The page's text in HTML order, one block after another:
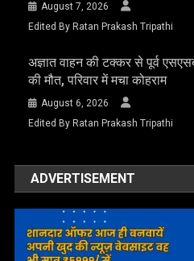
August 7, 2026
Edited By Ratan Prakash Tripathi
अज्ञात वाहन की टक्कर से पूर्व
की मौत, परिवार में मचा कोहराम
August 6, 2026
Edited By Ratan Prakash Tripathi
ADVERTISEMENT